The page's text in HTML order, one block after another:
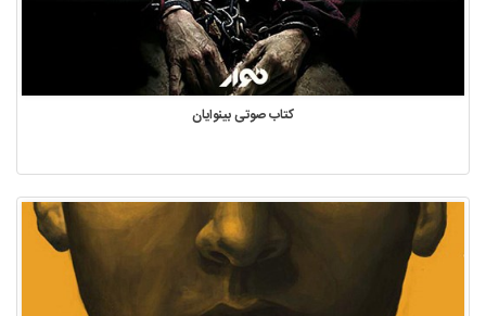
کتاب صوتی بینوایان